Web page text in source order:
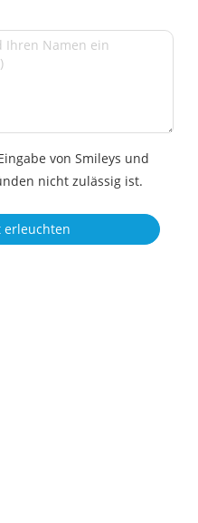
von Smileys und
nicht zulässig ist.
erleuchten